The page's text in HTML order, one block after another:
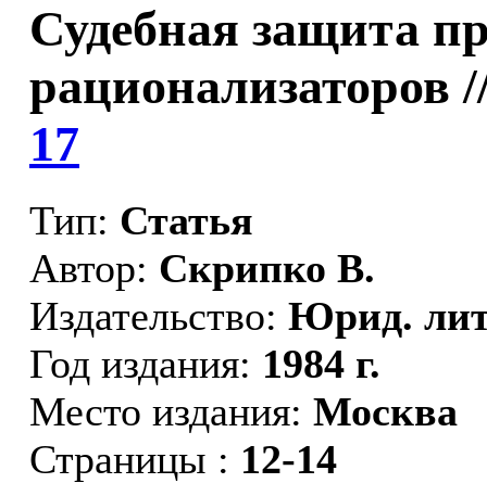
Судебная защита
рационализаторов
17
Тип: Статья
Автор: Скрипко В.
Издательство: Юрид.
Год издания: 1984 г.
Место издания: Москва
Страницы : 12-14